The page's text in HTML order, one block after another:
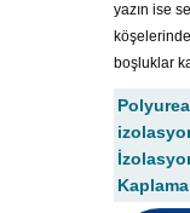
yazın ise
boşluklar